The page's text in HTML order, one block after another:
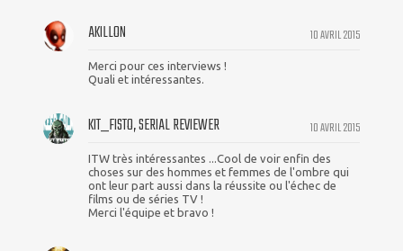
10 AVRIL 2015
AKILLON
Merci pour ces interviews !
Quali et intéressantes.
10 AVRIL 2015
KIT_FISTO, SERIAL REVIEWER
ITW très intéressantes ...Cool de voir enfin des
choses sur des hommes et femmes de l'ombre qui
ont leur part aussi dans la réussite ou l'échec de
films ou de séries TV !
Merci l'équipe et bravo !